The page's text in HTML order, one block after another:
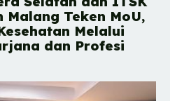
Malang Teken MoU,
Melalui
dan Profesi